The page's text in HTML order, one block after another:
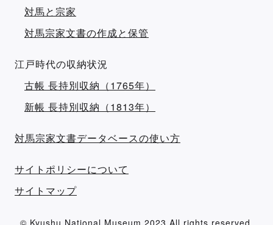
対馬と宗家
対馬宗家文書の作成と保管
江戸時代の収納状況
古帳 長持別収納（1765年）
新帳 長持別収納（1813年）
対馬宗家文書データベースの使い方
サイトポリシーについて
サイトマップ
© Kyushu National Museum 2023 All rights reserved.